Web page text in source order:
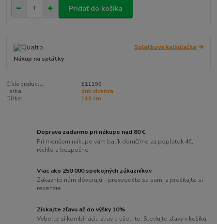
Pridať do košíka
Splátková kalkulačka
Nákup na splátky
Číslo produktu:
E11190
Farba:
dub vicenza
Dĺžka:
110 cm
Doprava zadarmo pri nákupe nad 80 €
Pri menšom nákupe vám balík doručíme za poplatok 4€,
rýchlo a bezpečne
Viac ako 250 000 spokojných zákazníkov
Zákazníci nám dôverujú – presvedčte sa sami a prečítajte si
recenzie
Získajte zľavu až do výšky 10%
Vyberte si kombináciu zliav a ušetrite. Sledujte zľavy v košíku